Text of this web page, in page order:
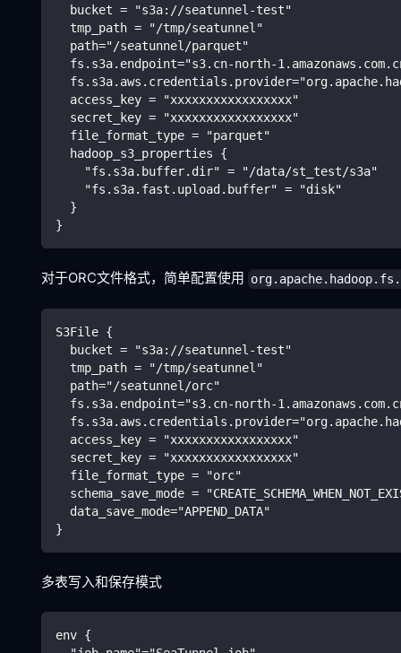
  bucket = "s3a://seatunnel-test"
  tmp_path = "/tmp/seatunnel"
  path="/seatunnel/parquet"
fs.s3a.endpoint="s3.cn-north-
  access_key = "xxxxxxxxxxxxxxxxx"
  secret_key = "xxxxxxxxxxxxxxxxx"
  file_format_type = "parquet"
  hadoop_s3_properties {
    "fs.s3a.buffer.dir" = "/data/st_test/s3a"
    "fs.s3a.fast.upload.buffer" = "disk"
  }
}
对于ORC文件格式，简单配置使用
S3File {
  bucket = "s3a://seatunnel-test"
  tmp_path = "/tmp/seatunnel"
  path="/seatunnel/orc"
fs.s3a.endpoint="s3.cn-north-
  access_key = "xxxxxxxxxxxxxxxxx"
  secret_key = "xxxxxxxxxxxxxxxxx"
  file_format_type = "orc"
schema_save_mode =
  data_save_mode="APPEND_DATA"
}
多表写入和保存模式
env {